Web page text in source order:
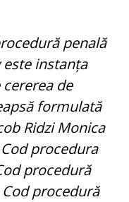
penală
instanța
de
formulată
Ridzi Monica
procedura
procedură
procedură